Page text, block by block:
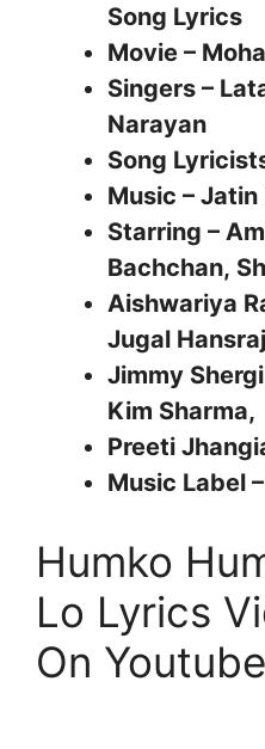
Song Lyrics
Movie –
Singers –
Narayan
Song
Music –
Starring –
Bachchan,
Aishwariya
Jugal
Jimmy
Kim Sharma,
Preeti
Music Label
Humko
Lo Lyrics
On Youtube